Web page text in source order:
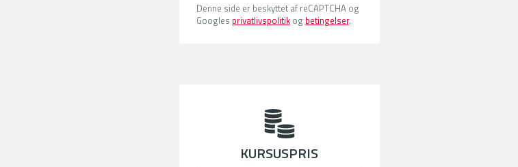
Denne side er beskyttet af reCAPTCHA og
Googles privatlivspolitikog betingelser.
KURSUSPRIS